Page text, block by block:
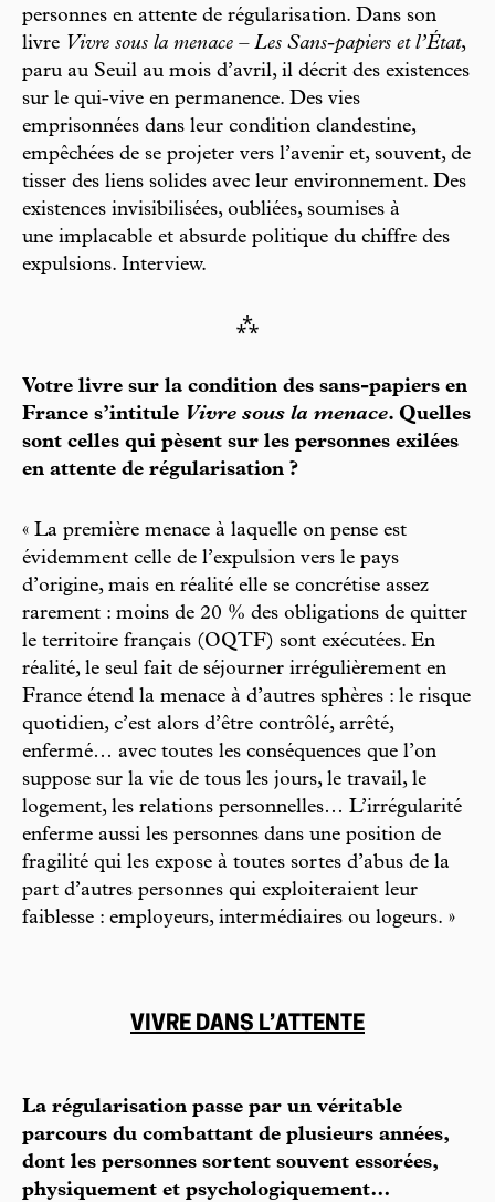
personnes en attente de régularisation. Dans son
livre Vivre sous la menace – Les Sans-papiers et l’État,
paru au Seuil au mois d’avril, il décrit des existences
sur le qui-vive en permanence. Des vies
emprisonnées dans leur condition clandestine,
empêchées de se projeter vers l’avenir et, souvent, de
tisser des liens solides avec leur environnement. Des
existences invisibilisées, oubliées, soumises à
une implacable et absurde politique du chiffre des
expulsions. Interview.
⁂
Votre livre sur la condition des sans-papiers en
France s’intitule Vivre sous la menace. Quelles
sont celles qui pèsent sur les personnes exilées
en attente de régularisation ?
« La première menace à laquelle on pense est
évidemment celle de l’expulsion vers le pays
d’origine, mais en réalité elle se concrétise assez
rarement : moins de 20 % des obligations de quitter
le territoire français (OQTF) sont exécutées. En
réalité, le seul fait de séjourner irrégulièrement en
France étend la menace à d’autres sphères : le risque
quotidien, c’est alors d’être contrôlé, arrêté,
enfermé… avec toutes les conséquences que l’on
suppose sur la vie de tous les jours, le travail, le
logement, les relations personnelles… L’irrégularité
enferme aussi les personnes dans une position de
fragilité qui les expose à toutes sortes d’abus de la
part d’autres personnes qui exploiteraient leur
faiblesse : employeurs, intermédiaires ou logeurs. »
VIVRE DANS L’ATTENTE
La régularisation passe par un véritable
parcours du combattant de plusieurs années,
dont les personnes sortent souvent essorées,
physiquement et psychologiquement…